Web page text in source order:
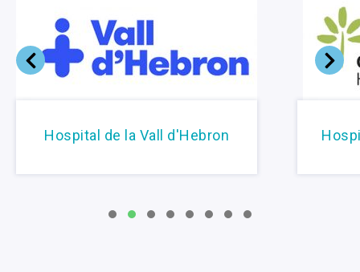
Hospital de la Vall d'Hebron
1 2